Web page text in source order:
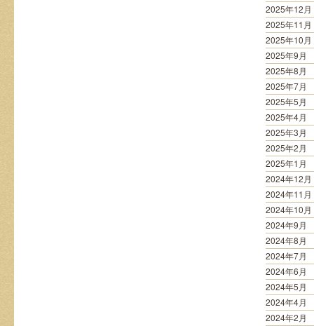
2025年12月
2025年11月
2025年10月
2025年9月
2025年8月
2025年7月
2025年5月
2025年4月
2025年3月
2025年2月
2025年1月
2024年12月
2024年11月
2024年10月
2024年9月
2024年8月
2024年7月
2024年6月
2024年5月
2024年4月
2024年2月